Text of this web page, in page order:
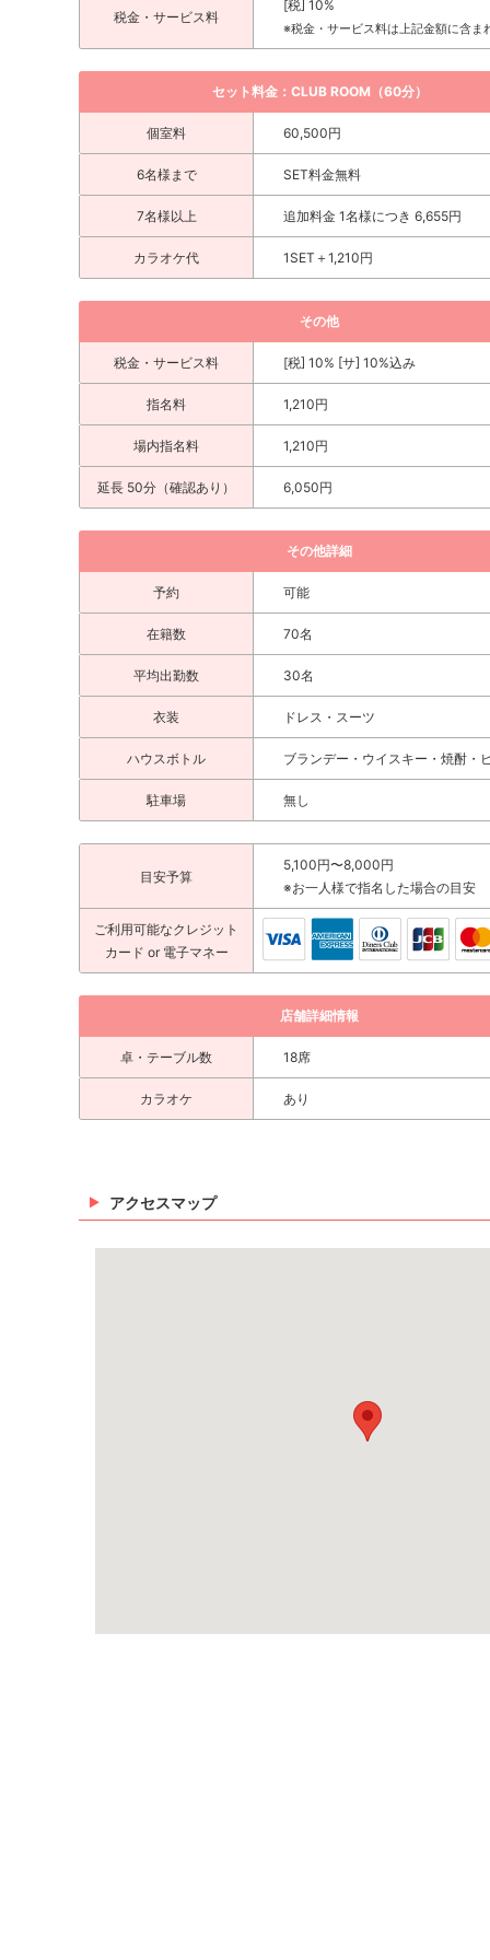
税金・サービス料
[税] 10%
※税金・サービス料は上記金額に含ま
セット料金：CLUB ROOM（60分）
個室料 60,500円
6名様まで SET料金無料
7名様以上 追加料金 1名様につき 6,655円
カラオケ代 1SET＋1,210円
その他
税金・サービス料 [税] 10% [サ] 10%込み
指名料 1,210円
場内指名料 1,210円
延長 50分（確認あり） 6,050円
その他詳細
予約 可能
在籍数 70名
平均出勤数 30名
衣装 ドレス・スーツ
ハウスボトル ブランデー・ウイスキー・焼酎・
駐車場 無し
目安予算
5,100円〜8,000円
※お一人様で指名した場合の目安
ご利用可能なクレジット
カード or 電子マネー
店舗詳細情報
卓・テーブル数 18席
カラオケ あり
アクセスマップ